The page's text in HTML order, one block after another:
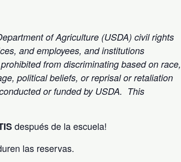
of Agriculture (USDA) civil rights
and employees, and institutions
from discriminating based on race,
political beliefs, or reprisal or retaliation
or funded by USDA. This
después de la escuela!
las reservas.